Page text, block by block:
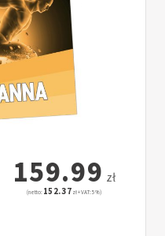
159.99 zł
(netto: 152.37 zł + VAT: 5%)